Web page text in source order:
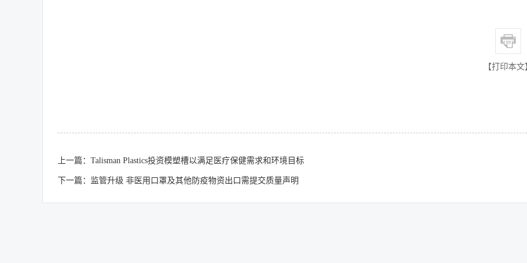
【打印本文
上一篇：Talisman Plastics投资模塑槽以满足医疗保健需求和环境目标
下一篇：监管升级 非医用口罩及其他防疫物资出口需提交质量声明